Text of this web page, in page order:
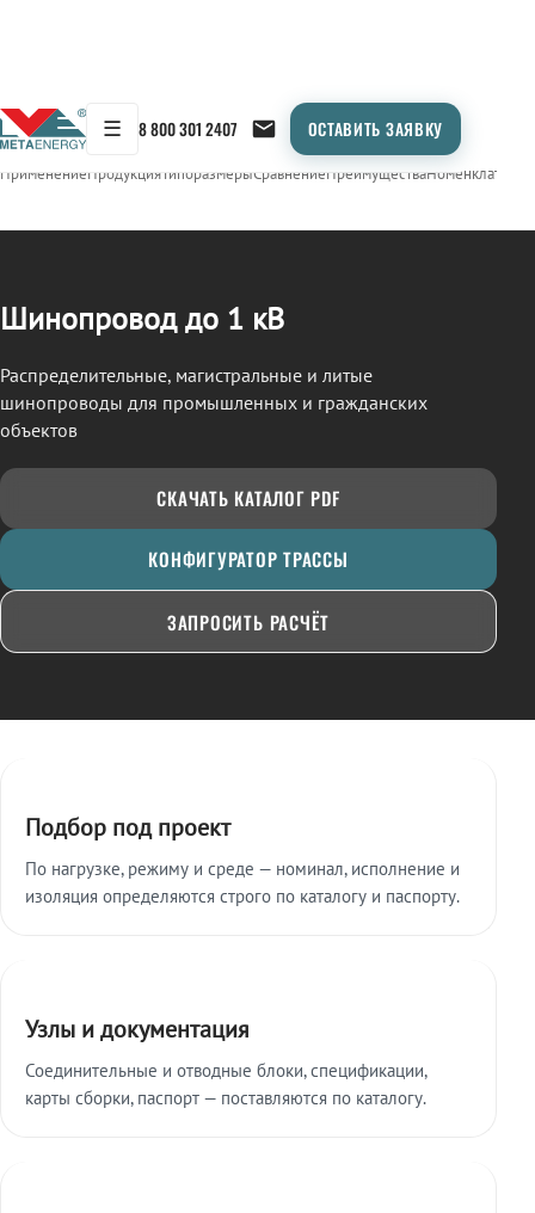
☰ 8 800 301 2407 ОСТАВИТЬ ЗАЯВКУ
← Продукция/ШИНОПРОВОД
ПрименениеПродукцияТипоразмерыСравнениеПреимуществаНоменклатура
Шинопровод до 1 кВ
Распределительные, магистральные и литые
шинопроводы для промышленных и гражданских
объектов
СКАЧАТЬ КАТАЛОГ PDF
КОНФИГУРАТОР ТРАССЫ
ЗАПРОСИТЬ РАСЧЁТ
Подбор под проект
По нагрузке, режиму и среде — номинал, исполнение и
изоляция определяются строго по каталогу и паспорту.
Узлы и документация
Соединительные и отводные блоки, спецификации,
карты сборки, паспорт — поставляются по каталогу.